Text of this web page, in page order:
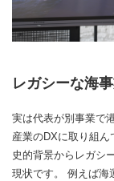
レガシーな海
実は代表が別事業で
産業のDXに取り組
史的背景からレガシ
現状です。 例えば海